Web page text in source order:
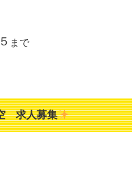
まで
求人募集